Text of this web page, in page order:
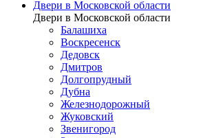
Двери в Московской области
Двери в Московской области
Балашиха
Воскресенск
Дедовск
Дмитров
Долгопрудный
Дубна
Железнодорожный
Жуковский
Звенигород